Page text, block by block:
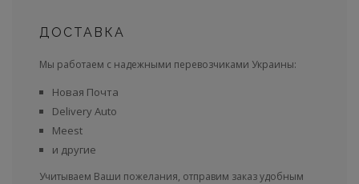
ДОСТАВКА
Мы работаем с надежными перевозчиками Украины:
Новая Почта
Delivery Auto
Meest
и другие
Учитываем Ваши пожелания, отправим заказ удобным